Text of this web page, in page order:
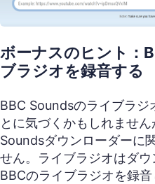
ボーナスのヒント：
ブラジオを録音する
BBC Soundsのライブラジ
とに気づくかもしれませ
Soundsダウンローダーに
せん。ライブラジオはダウ
BBCのライブラジオを録